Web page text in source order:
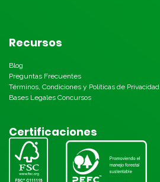
Recursos
Blog
Preguntas Frecuentes
Términos, Condiciones y Políticas de Privacidad
Bases Legales Concursos
Certificaciones